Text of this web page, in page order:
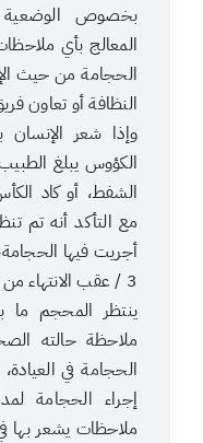
بخصوص الوضعية
المعالج بأي
الحجامة من حيث
النظافة أو تعاون
وإذا شعر
الكؤوس يبلغ
الشفط، أو كاد
مع التأكد أنه تم
أجريت فيها
3 / عقب الانتهاء من جلسة الحجامة :
ملاحظة حالته
الحجامة في
إجراء الحجامة
ملاحظات يشعر